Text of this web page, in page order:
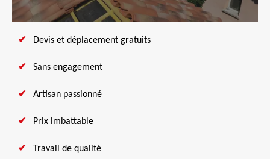
Devis et déplacement gratuits
Sans engagement
Artisan passionné
Prix imbattable
Travail de qualité